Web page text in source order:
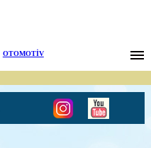
OTOMOTİV
Hakkımızda